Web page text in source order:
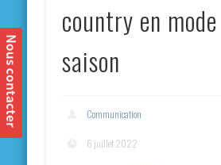
country en
saison
Communication
6 juillet 2022